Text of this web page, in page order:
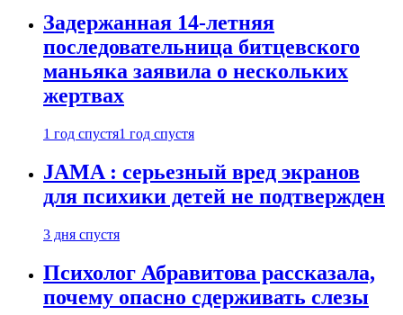
Задержанная 14-летняя
последовательница битцевского
маньяка заявила о нескольких
жертвах
1 год спустя1 год спустя
JAMA : серьезный вред экранов
для психики детей не подтвержден
3 дня спустя
Психолог Абравитова рассказала,
почему опасно сдерживать слезы